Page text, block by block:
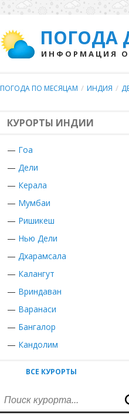
ПОГОДА
ИНФОРМАЦИЯ
ПОГОДА ПО МЕСЯЦАМ / ИНДИЯ /
КУРОРТЫ ИНДИИ
— Гоа
— Дели
— Керала
— Мумбаи
— Ришикеш
— Нью Дели
— Дхарамсала
— Калангут
— Вриндаван
— Варанаси
— Бангалор
— Кандолим
ВСЕ КУРОРТЫ